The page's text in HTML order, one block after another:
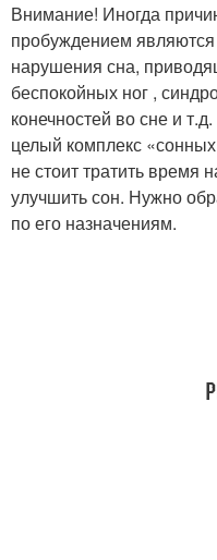
Внимание! Иногда
пробуждением
нарушения сна,
беспокойных ног ,
конечностей во сне и
целый комплекс
не стоит тратить время
улучшить сон. Нужно
по его назначениям.